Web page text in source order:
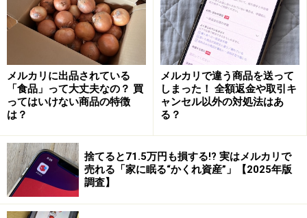
ネコポスで送った商品が、実は宅急便サイ
ズだったら？
「ネコポスで送るものとして発送手続きをしたが、実際
は宅急便サイズだった」という場合は、ヤマト運輸側で
金に変更されるので、出品者にとっては想定していた売
上金よりも減ってしまうことになるでしょう。送料が販
売利益を上回る場合は、販売利益は0円となります。
メルカリに出品されている
「食品」って大丈夫なの？ 買
ってはいけない商品の特徴
は？
メルカリで違う商品を送って
しまった！ 全額返金や取引キ
ャンセル以外の対処法はあ
る？
捨てると71.5万円も損する!? 実はメルカリで
売れる「家に眠る“かくれ資産”」【2025年版
調査】